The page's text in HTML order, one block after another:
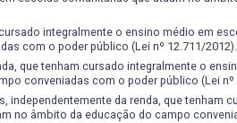
integralmente o ensino médio em
com o poder público (Lei nº 12.711/2012).
que tenham cursado integralmente o
conveniadas com o poder público (Lei nº
independentemente da renda, que tenham
no âmbito da educação do campo